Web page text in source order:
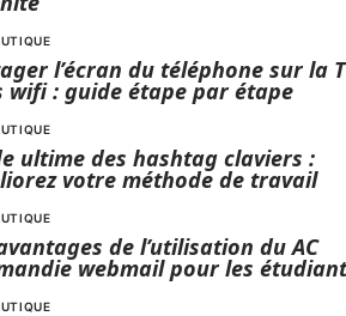
l’écran du téléphone sur la
wifi : guide étape par étape
ultime des hashtag claviers :
votre méthode de travail
de l’utilisation du AC
webmail pour les